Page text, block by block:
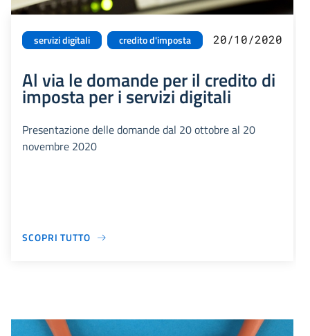
servizi digitali credito d'imposta 20/10/2020
Al via le domande per il credito di
imposta per i servizi digitali
Presentazione delle domande dal 20 ottobre al 20
novembre 2020
SCOPRI TUTTO